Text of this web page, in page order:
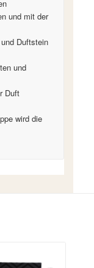
und mit der
Duftstein
und
Duft
wird die